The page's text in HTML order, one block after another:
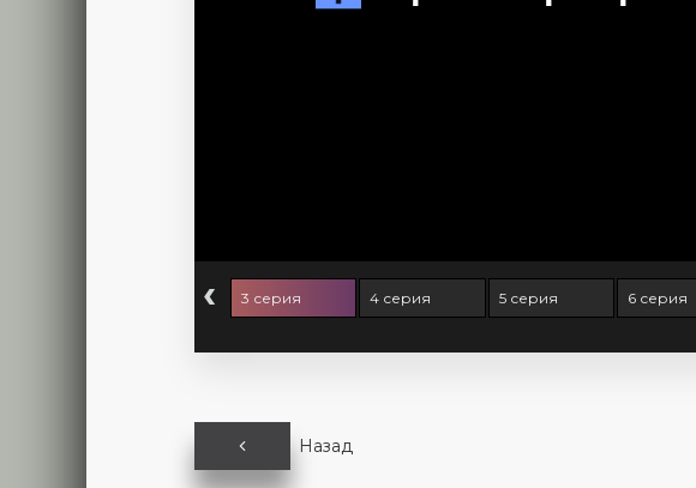
‹ 3 серия 4 серия 5 серия 6 серия
Назад